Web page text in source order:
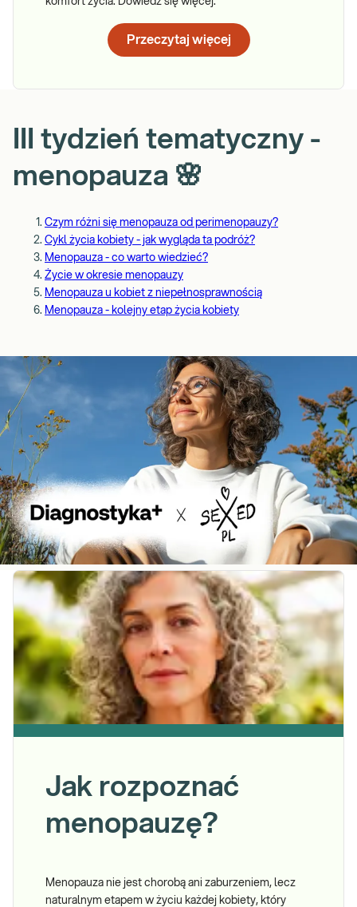
Przeczytaj więcej
III tydzień tematyczny -
menopauza 🌸
Czym różni się menopauza od perimenopauzy?
Cykl życia kobiety - jak wygląda ta podróż?
Menopauza - co warto wiedzieć?
Życie w okresie menopauzy
Menopauza u kobiet z niepełnosprawnością
Menopauza - kolejny etap życia kobiety
Jak rozpoznać
menopauzę?
Menopauza nie jest chorobą ani zaburzeniem, lecz
naturalnym etapem w życiu każdej kobiety, który